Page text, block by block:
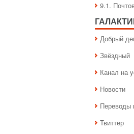
9.1.
Добрый
Звёздный
Канал на
Новости
Переводы
Твиттер